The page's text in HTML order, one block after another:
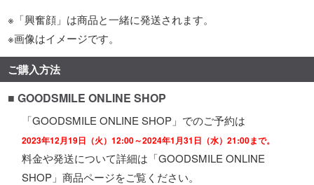
※「興奮顔」は商品と一緒に発送されます。
※画像はイメージです。
ご購入方法
■ GOODSMILE ONLINE SHOP
「GOODSMILE ONLINE SHOP」でのご予約は
2023年12月19日（火）12:00～2024年1月31日（水）21:00まで。
料金や発送について詳細は「GOODSMILE ONLINE
SHOP」商品ページをご覧ください。